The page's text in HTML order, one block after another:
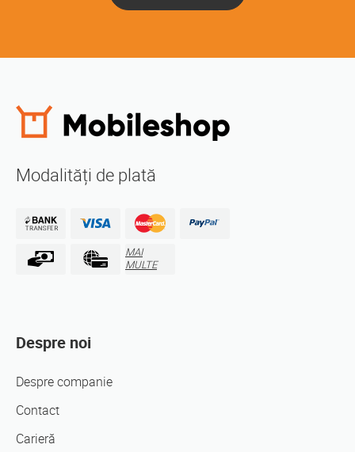
Modalități de plată
MAI
MULTE
Despre noi
Despre companie
Contact
Carieră